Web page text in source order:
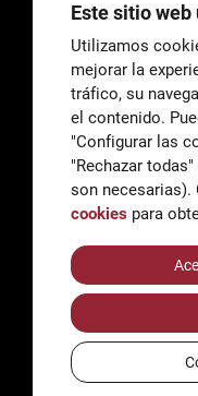
General
Información
Trámites de
AccessibilidadAviso
Política de cookies
Este sitio
Utilizamos
mejorar la
tráfico, su
el contenido.
"Configurar las
"Rechazar
son necesarias).
cookies para